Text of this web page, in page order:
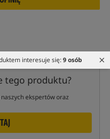
interesuje się:9 osób
tego produktu?
naszych ekspertów oraz